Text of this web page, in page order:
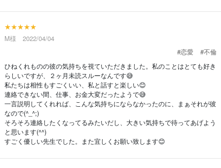
★★★★★
M様 2022/04/04
#恋愛
#不倫
ひねくれものの彼の気持ちを視ていただきました。私のことはとても好き
らしいですが、２ヶ月未読スルーなんです😅
私たちは相性もすごくいい、私と話すと楽しい😊
連絡できない間、仕事、お金大変だったようで😅
一言説明してくれれば、こんな気持ちにならなかったのに、まぁそれが彼
なので(^_^;)
そろそろ連絡したくなってるみたいだし、大きい気持ちで待ってあげよう
と思います(^^)
すごく優しい先生でした。また宜しくお願い致します😊